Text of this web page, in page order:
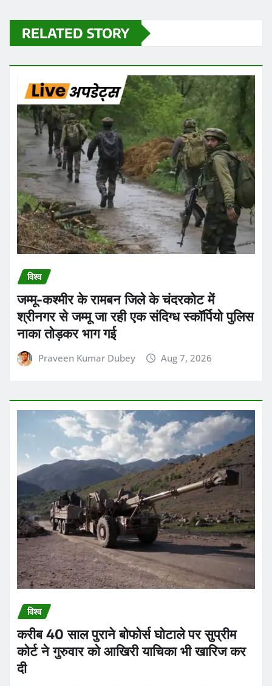
RELATED STORY
विश्व
जम्मू-कश्मीर के रामबन जिले के चंदरकोट में
श्रीनगर से जम्मू जा रही एक संदिग्ध स्कॉर्पियो पुलिस
नाका तोड़कर भाग गई
Praveen Kumar Dubey Aug 7, 2026
विश्व
करीब 40 साल पुराने बोफोर्स घोटाले पर सुप्रीम
कोर्ट ने गुरुवार को आखिरी याचिका भी खारिज कर
दी